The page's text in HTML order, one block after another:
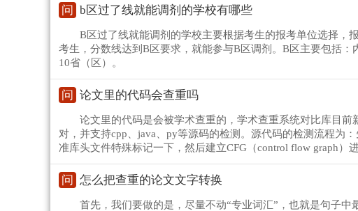
问 b区过了线就能调剂的学校有哪些
B区过了线就能调剂的学校主要根据考生的报考单位选择，
考生，分数线达到B区要求，就能参与B区调剂。B区主要包括
10省（区）。
问 论文里的代码会查重吗
论文里的代码是会被学术查重的，学术查重系统对比库目
对，并支持cpp、java、py等源码的检测。源代码的检测流程为
准库头文件特殊标记一下，然后建立CFG（control flow graph）
问 怎么把查重的论文文字转换
首先，我们要做的是，尽量不动“专业词汇”，也就是句子